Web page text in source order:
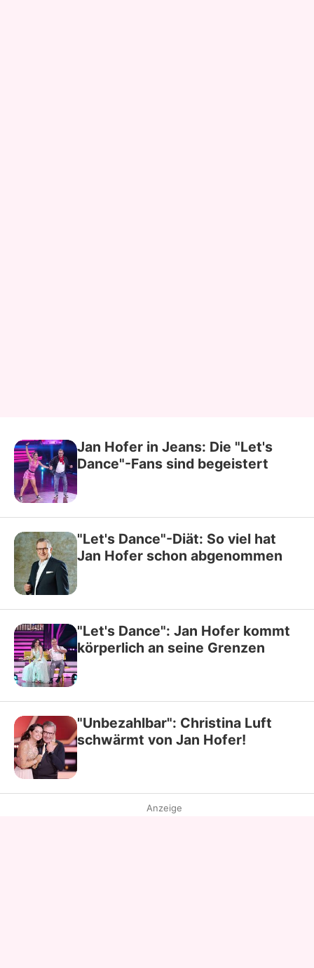
Jan Hofer in Jeans: Die "Let's
Dance"-Fans sind begeistert
"Let's Dance"-Diät: So viel hat
Jan Hofer schon abgenommen
"Let's Dance": Jan Hofer kommt
körperlich an seine Grenzen
"Unbezahlbar": Christina Luft
schwärmt von Jan Hofer!
Anzeige